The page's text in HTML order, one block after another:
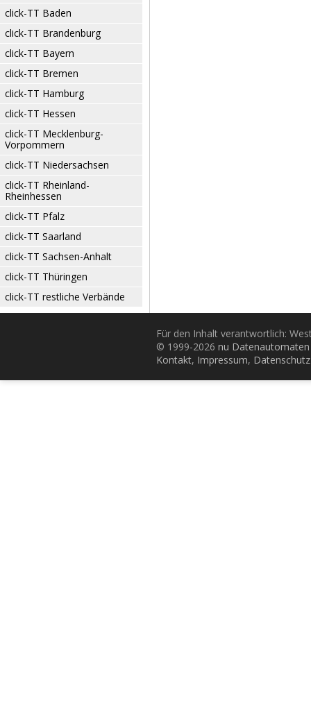
click-TT Baden
click-TT Brandenburg
click-TT Bayern
click-TT Bremen
click-TT Hamburg
click-TT Hessen
click-TT Mecklenburg-
Vorpommern
click-TT Niedersachsen
click-TT Rheinland-
Rheinhessen
click-TT Pfalz
click-TT Saarland
click-TT Sachsen-Anhalt
click-TT Thüringen
click-TT restliche Verbände
Für den Inhalt verantwortlich:
© 1999-2026 nu
Kontakt, Impressum, Datenschutz